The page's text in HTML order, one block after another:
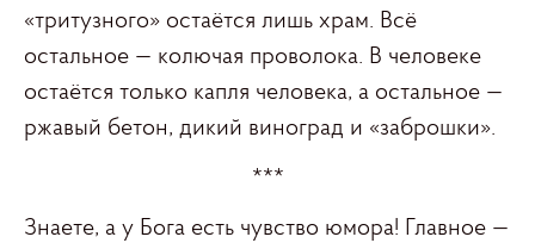
«тритузного» остаётся лишь храм. Всё
остальное — колючая проволока. В человеке
остаётся только капля человека, а остальное —
ржавый бетон, дикий виноград и «заброшки».
***
Знаете, а у Бога есть чувство юмора! Главное —